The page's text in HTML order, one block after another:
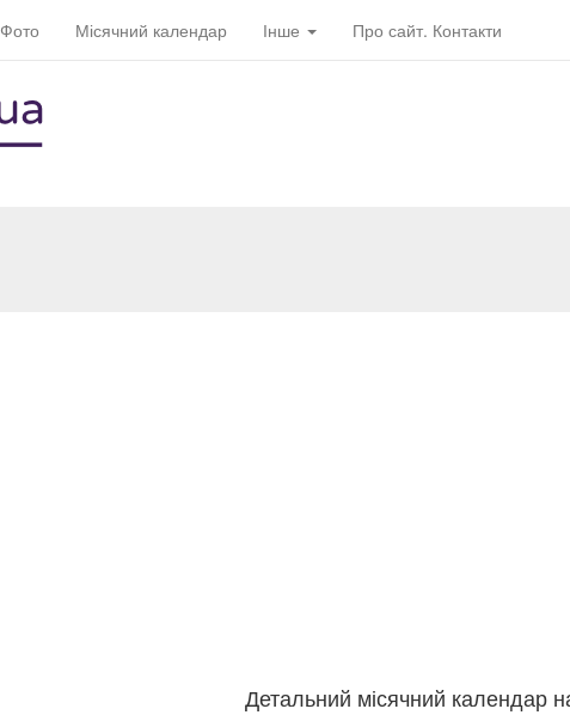
Фото Місячний календар Інше Про сайт. Контакти
Детальний місячний календар